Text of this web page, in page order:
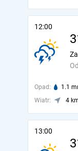
12:00
Opad: 1.1
Wiatr:
4
13:00